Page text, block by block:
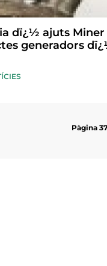
dï¿½ ajuts Miner
generadors
Pàgina